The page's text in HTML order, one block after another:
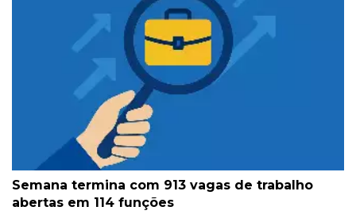
Semana termina com 913 vagas de trabalho
abertas em 114 funções